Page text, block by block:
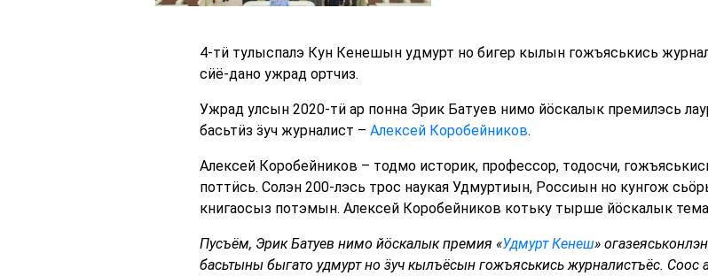
4-тӥ тулыспалэ Кун Кенешын удмурт но бигер кылын гожъяськись
сӥё-дано ужрад ортчиз.
Ужрад улсын 2020-тӥ ар понна Эрик Батуев нимо йӧскалык премилэсь
басьтӥз ӟуч журналист – Алексей Коробейников.
Алексей Коробейников – тодмо историк, профессор, тодосчи,
поттӥсь. Солэн 200-лэсь трос наукая Удмуртиын, Россиын но кунгож
книгаосыз потэмын. Алексей Коробейников котьку тырше йӧскалык
Пусъём, Эрик Батуев нимо йӧскалык премия «Удмурт Кенеш»
басьтыны быгато удмурт но ӟуч кылъёсын гожъяськись журналистъёс. Соос